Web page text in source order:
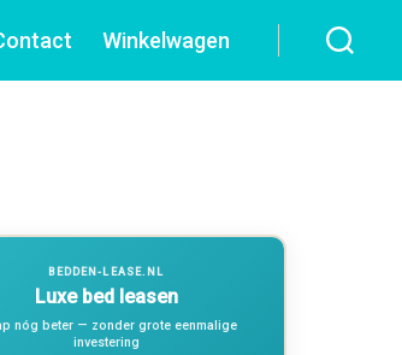
Winkelwagen
BEDDEN-LEASE.NL
Luxe bed leasen
nóg beter — zonder grote eenmalige
investering